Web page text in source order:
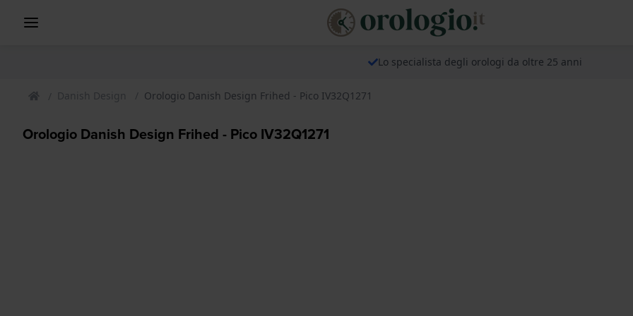
Lo specialista degli orologi da oltre 25 anni
Danish Design Orologio Danish Design Frihed - Pico IV32Q1271
Orologio Danish Design Frihed - Pico IV32Q1271